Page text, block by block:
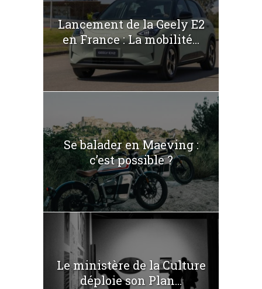
Lancement de la Geely E2
en France : La mobilité...
Se balader en Maeving :
c’est possible ?
Le ministère de la Culture
déploie son Plan...